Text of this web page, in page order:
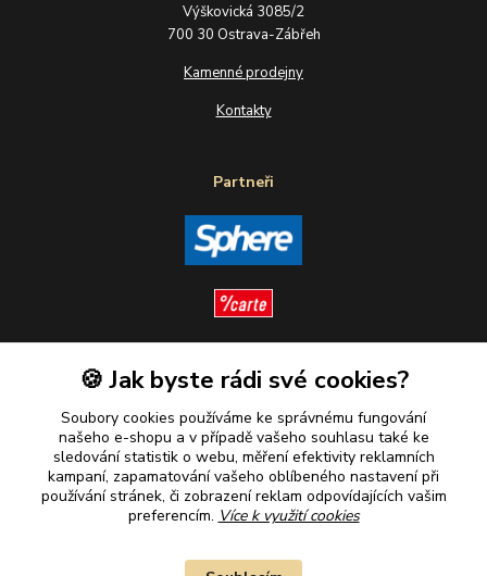
Výškovická 3085/2
700 30 Ostrava-Zábřeh
Kamenné prodejny
Kontakty
Partneři
Sledujte nás
Plaťte u nás bezpečně
🍪 Jak byste rádi své cookies?
Soubory cookies používáme ke správnému fungování
našeho e-shopu a v případě vašeho souhlasu také ke
sledování statistik o webu, měření efektivity reklamních
kampaní, zapamatování vašeho oblíbeného nastavení při
používání stránek, či zobrazení reklam odpovídajících vašim
preferencím. Více k využití cookies